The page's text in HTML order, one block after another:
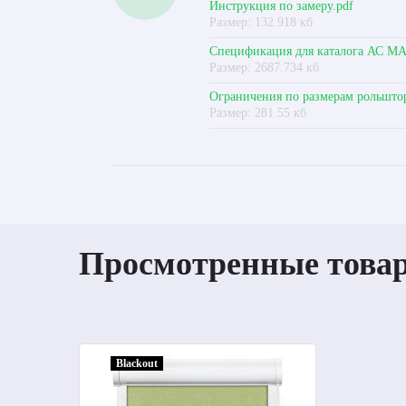
Инструкция по замеру.pdf
Размер: 132.918 кб
Спецификация для каталога АС
Размер: 2687.734 кб
Ограничения по размерам
Размер: 281.55 кб
Просмотренные
Blackout